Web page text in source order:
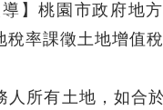
導】桃園市政府
率課徵土地增值稅
人所有土地，如合